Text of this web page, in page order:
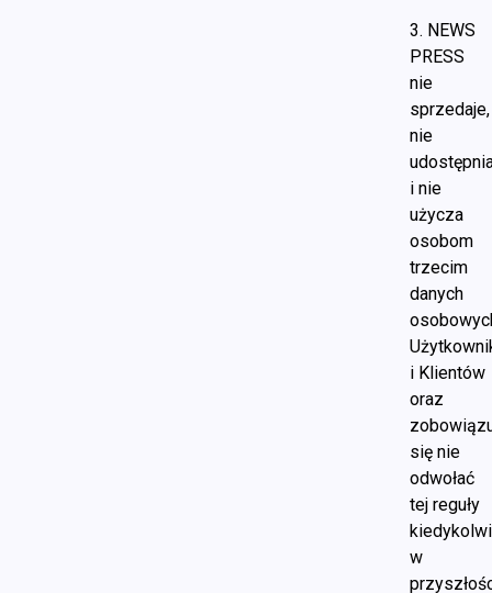
3. NEWS
PRESS
nie
sprzedaje,
nie
i nie
użycza
osobom
trzecim
danych
i Klientów
oraz
się nie
odwołać
tej reguły
w